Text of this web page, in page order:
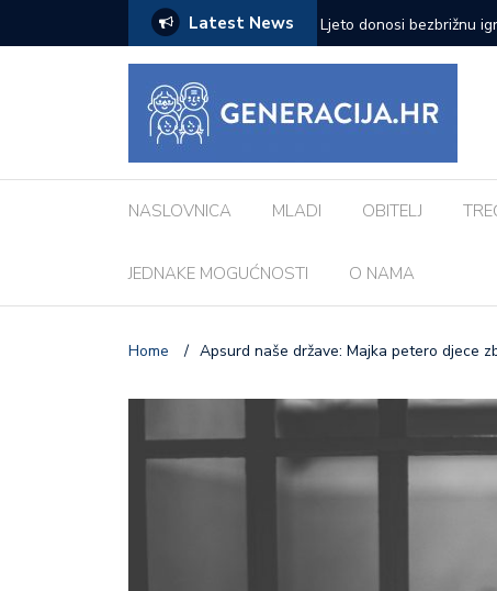
Latest News
Evo koji su najčešći kod djece
Vanessa Mioč najavljuje
pripremao za ovo’
NASLOVNICA MLADI OBITELJ
JEDNAKE MOGUĆNOSTI O NAMA
Home / Apsurd naše države: Majka petero djece